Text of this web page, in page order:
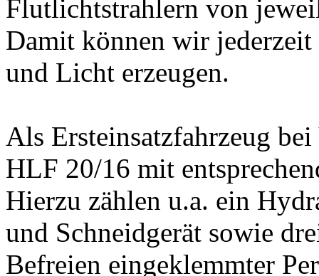
Flutlichtstrahlern von
Damit können wir
und Licht erzeugen.
Als Ersteinsatzfahrzeug
HLF 20/16 mit
Hierzu zählen u.a. ein
und Schneidgerät sowie
Befreien eingeklemmter